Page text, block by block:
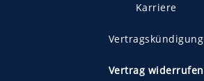
Karriere
Vertragskündigung
Vertrag widerrufen